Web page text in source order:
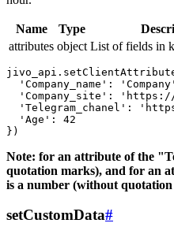
Name Type
attributes object List of fields in
'Company_name':
'Company_site':
'Telegram_chanel':
  'Age': 42
Note: for an attribute of the
quotation marks), and for an
is a number (without
setCustomData#